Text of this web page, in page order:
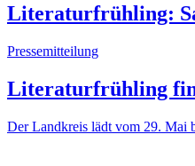
Literaturfrühling:
Pressemitteilung
Literaturfrühling
Der Landkreis lädt vom 29. Mai